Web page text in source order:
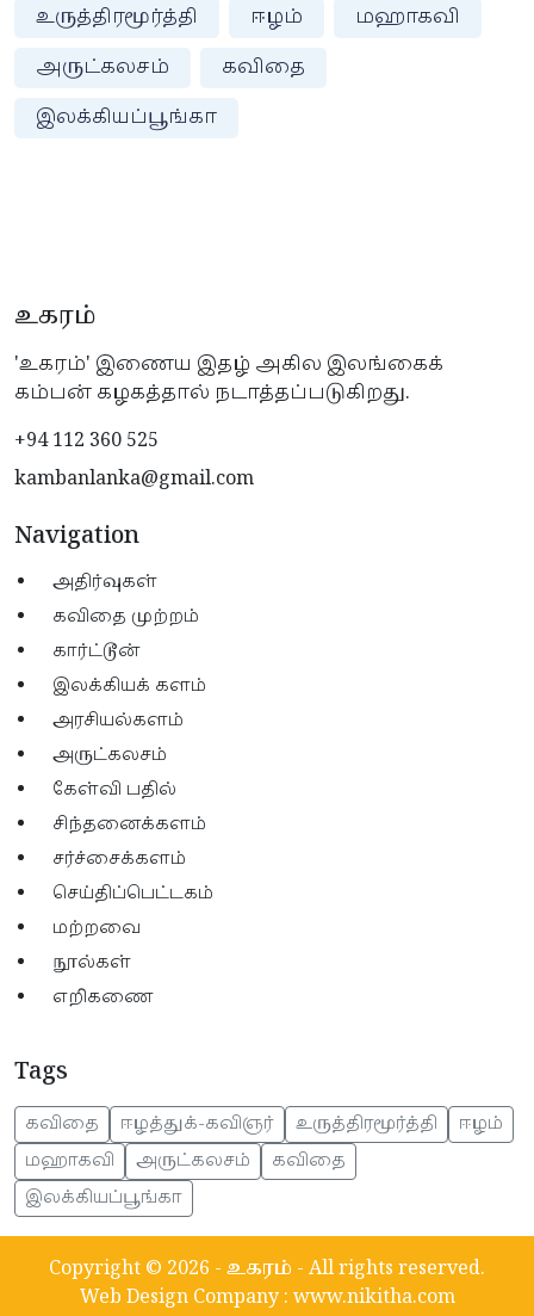
உருத்திரமூர்த்தி
ஈழம்
மஹாகவி
அருட்கலசம்
கவிதை
இலக்கியப்பூங்கா
உகரம்
'உகரம்' இணைய இதழ் அகில இலங்கைக்
கம்பன் கழகத்தால் நடாத்தப்படுகிறது.
+94 112 360 525
kambanlanka@gmail.com
Navigation
அதிர்வுகள்
கவிதை முற்றம்
கார்ட்டூன்
இலக்கியக் களம்
அரசியல்களம்
அருட்கலசம்
கேள்வி பதில்
சிந்தனைக்களம்
சர்ச்சைக்களம்
செய்திப்பெட்டகம்
மற்றவை
நூல்கள்
எறிகணை
Tags
கவிதை ஈழத்துக்-கவிஞர் உருத்திரமூர்த்தி
ஈழம்
மஹாகவி
அருட்கலசம்
கவிதை
இலக்கியப்பூங்கா
Copyright © 2026 - உகரம் - All rights reserved.
Web Design Company: www.nikitha.com